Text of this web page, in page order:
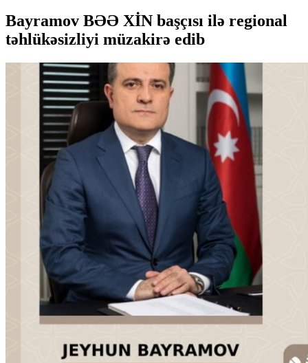
Bayramov BƏƏ XİN başçısı ilə regional
təhlükəsizliyi müzakirə edib